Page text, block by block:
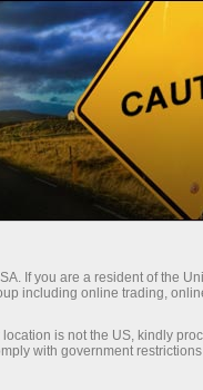
आपके मोबाइल पर इंस्टाफॉरेक्स
for
IOS,
If you are a resident of the
including online trading,
is not the US, kindly
with government